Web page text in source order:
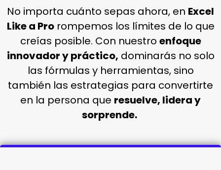
No importa cuánto sepas ahora, en Excel
Like a Prorompemos los límites de lo que
creías posible. Con nuestro enfoque
innovador y práctico, dominarás no solo
las fórmulas y herramientas, sino
también las estrategias para convertirte
en la persona que resuelve, lidera y
sorprende.